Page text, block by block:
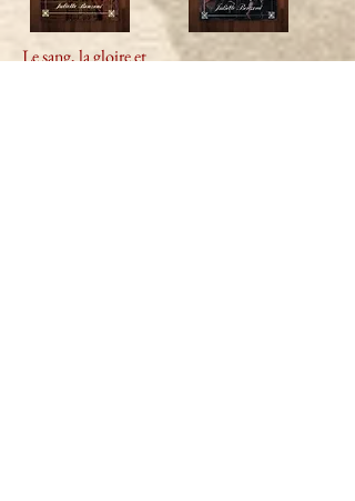
Le sang, la gloire et